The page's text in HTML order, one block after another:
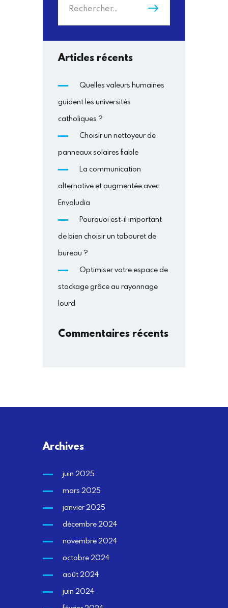
Articles récents
Quelles valeurs humaines
guident les universités
catholiques ?
Choisir un nettoyeur de
panneaux solaires fiable
La communication
alternative et augmentée avec
Envoludia
Pourquoi est-il important
de bien choisir un tabouret de
bureau ?
Optimiser votre espace de
stockage grâce au rayonnage
lourd
Commentaires récents
Archives
juin 2025
mars 2025
janvier 2025
décembre 2024
novembre 2024
octobre 2024
août 2024
juin 2024